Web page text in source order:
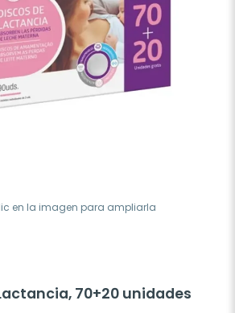
en la imagen para ampliarla
70+20 unidades